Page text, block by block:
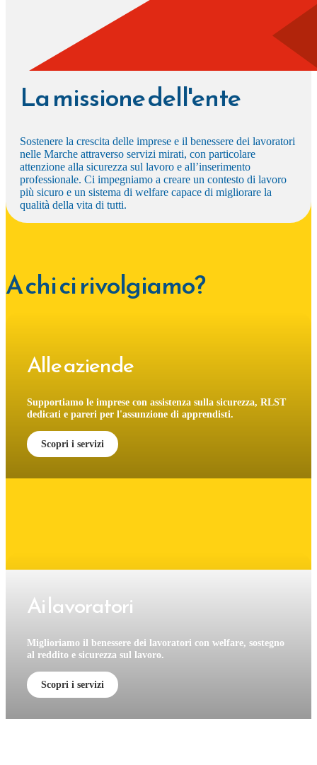
La missione dell'ente
Sostenere la crescita delle imprese e il benessere dei lavoratori
nelle Marche attraverso servizi mirati, con particolare
attenzione alla sicurezza sul lavoro e all’inserimento
professionale. Ci impegniamo a creare un contesto di lavoro
più sicuro e un sistema di welfare capace di migliorare la
qualità della vita di tutti.
A chi ci rivolgiamo?
Alle aziende
Supportiamo le imprese con assistenza sulla sicurezza, RLST
dedicati e pareri per l'assunzione di apprendisti.
Scopri i servizi
Ai lavoratori
Miglioriamo il benessere dei lavoratori con welfare, sostegno
al reddito e sicurezza sul lavoro.
Scopri i servizi